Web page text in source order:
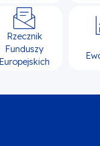
Rzecznik
Funduszy
Europejskich